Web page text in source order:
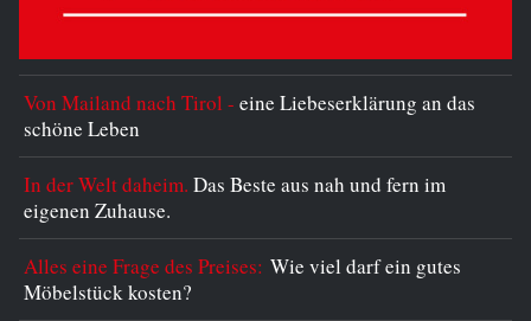
Von Mailand nach Tirol -eine Liebeserklärung an das
schöne Leben
In der Welt daheim.Das Beste aus nah und fern im
eigenen Zuhause.
Alles eine Frage des Preises:Wie viel darf ein gutes
Möbelstück kosten?